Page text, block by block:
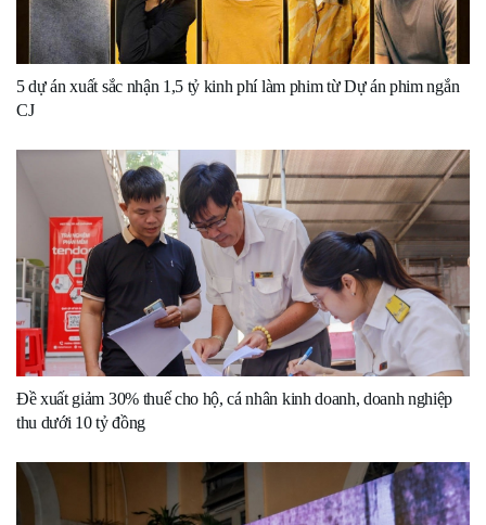
5 dự án xuất sắc nhận 1,5 tỷ kinh phí làm phim từ Dự án phim ngắn
CJ
Đề xuất giảm 30% thuế cho hộ, cá nhân kinh doanh, doanh nghiệp
thu dưới 10 tỷ đồng